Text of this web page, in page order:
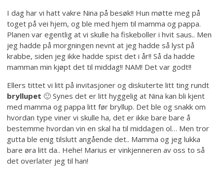
I dag har vi hatt vakre Nina på besøk!! Hun møtte meg på
toget på vei hjem, og ble med hjem til mamma og pappa.
Planen var egentlig at vi skulle ha fiskeboller i hvit saus.. Men
jeg hadde på morgningen nevnt at jeg hadde så lyst på
krabbe, siden jeg ikke hadde spist det i år!! Så da hadde
mamman min kjøpt det til middag!! NAM! Det var godt!!
Ellers tittet vi litt på invitasjoner og diskuterte litt ting rundt
bryllupet 🙂 Synes det er litt hyggelig at Nina kan bli kjent
med mamma og pappa litt før bryllup. Det ble og snakk om
hvordan type viner vi skulle ha, det er ikke bare bare å
bestemme hvordan vin en skal ha til middagen ol… Men tror
gutta ble enig tilslutt angående det.. Mamma og jeg lukka
bare øra litt da.. Hehe! Marius er vinkjenneren av oss to så
det overlater jeg til han!